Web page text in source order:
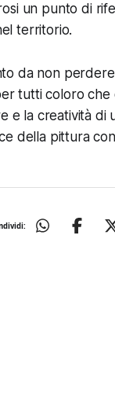
un punto di
territorio.
da non
tutti coloro che
e la creatività di
della pittura